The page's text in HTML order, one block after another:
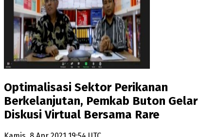
Optimalisasi Sektor Perikanan
Berkelanjutan, Pemkab Buton Gelar
Diskusi Virtual Bersama Rare